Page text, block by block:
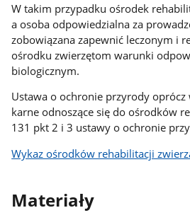
W takim przypadku ośrodek
a osoba odpowiedzialna za
zobowiązana zapewnić leczonym i
ośrodku zwierzętom warunki
biologicznym.
Ustawa o ochronie przyrody
karne odnoszące się do ośrodków
131 pkt 2 i 3 ustawy o ochronie
Wykaz ośrodków rehabilitacji
Materiały